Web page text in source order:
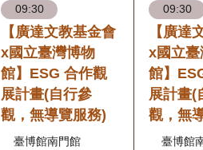
09:30
【廣達文教基金會
x國立臺灣博物
館】ESG 合作觀
展計畫(自行參
觀，無導覽服務)
臺博館南門館
09:30
【廣達
x國立臺
館】
展計畫(
觀，無
臺博館